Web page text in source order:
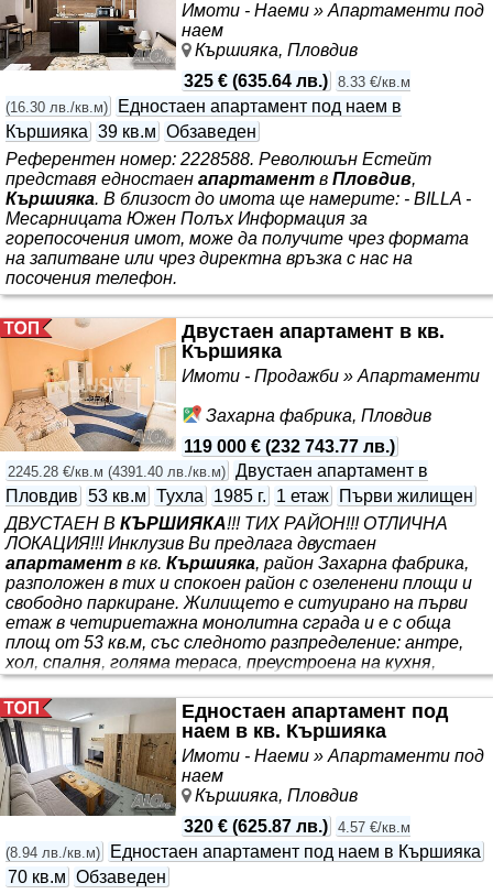
Имоти - Наеми » Апартаменти под
наем
Кършияка, Пловдив
325 € (635.64 лв.) 8.33 €/кв.м
(16.30 лв./кв.м)
Едностаен апартамент под наем в
Кършияка 39 кв.м Обзаведен
Референтен номер: 2228588. Революшън Естейт
представя едностаен апартамент в Пловдив,
Кършияка. В близост до имота ще намерите: - BILLA -
Месарницата Южен Полъх Информация за
горепосочения имот, може да получите чрез формата
на запитване или чрез директна връзка с нас на
посочения телефон.
Двустаен апартамент в кв.
Кършияка
Имоти - Продажби » Апартаменти
Захарна фабрика, Пловдив
119 000 € (232 743.77 лв.)
2245.28 €/кв.м (4391.40 лв./кв.м) Двустаен апартамент в
Пловдив 53 кв.м Тухла 1985 г. 1 етаж
Първи жилищен
ДВУСТАЕН В КЪРШИЯКА!!! ТИХ РАЙОН!!! ОТЛИЧНА
ЛОКАЦИЯ!!! Инклузив Ви предлага двустаен
апартамент в кв. Кършияка, район Захарна фабрика,
разположен в тих и спокоен район с озеленени площи и
свободно паркиране. Жилището е ситуирано на първи
етаж в четириетажна монолитна сграда и е с обща
площ от 53 кв.м, със следното разпределение: антре,
хол, спалня, голяма тераса, преустроена на кухня,
перално помещение, баня с тоалетна и мазе. Имотът
се намира в непосредствена близост до ресторант
„Хитър Петър“, както и Ритейл парк с множество
търговски обекти - Lidl, Зора и други, като районът
предлага
Едностаен апартамент под
наем в кв. Кършияка
Имоти - Наеми » Апартаменти под
наем
Кършияка, Пловдив
320 € (625.87 лв.) 4.57 €/кв.м
(8.94 лв./кв.м)
Едностаен апартамент под наем в Кършияка
70 кв.м Обзаведен